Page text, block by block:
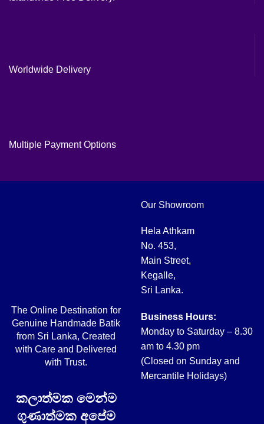
Worldwide Delivery
Multiple Payment Options
The Online Destination for
Genuine Handmade Batik
from Sri Lanka, Created
with Care and Delivered
with Trust.
කලාත්මක මෙන්ම
ගුණාත්මක අපේම
Our Showroom
Hela Athkam
No. 453,
Main Street,
Kegalle,
Sri Lanka.
Business Hours:
Monday to Saturday – 8.30
am to 4.30 pm
(Closed on Sunday and
Mercantile Holidays)